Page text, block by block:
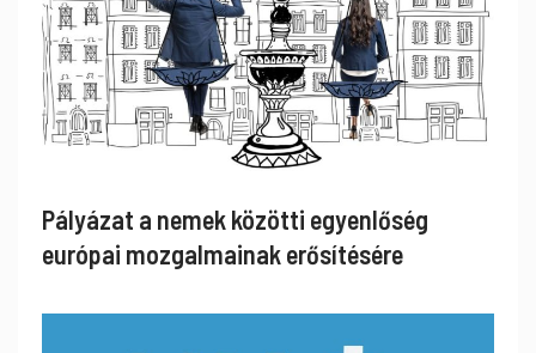
Pályázat a nemek közötti egyenlőség
európai mozgalmainak erősítésére